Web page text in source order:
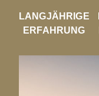
LANGJÄHRIGE
ERFAHRUNG